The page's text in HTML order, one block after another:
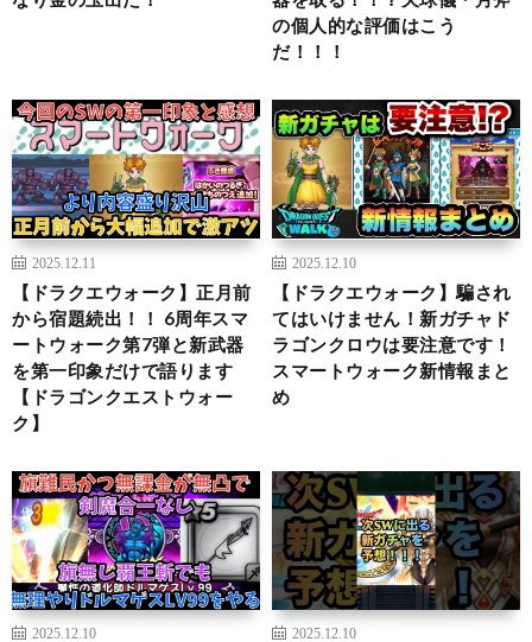
の個人的な評価はこう
だ！！！
2025.12.11
【ドラクエウォーク】正月前
から宿題続出！！ 6周年スマ
ートウォーク第7弾と新武器
を第一印象だけで語ります
【ドラゴンクエストウォー
ク】
2025.12.10
【ドラクエウォーク】騙され
てはいけません！新ガチャド
ラゴンクロウは要注意です！
スマートウォーク新情報まと
め
2025.12.10 2025.12.10